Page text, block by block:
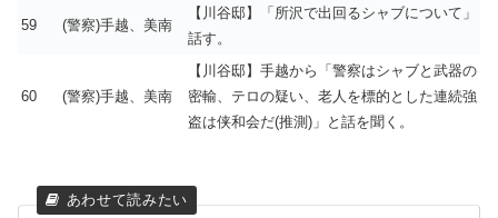
59 (警察)手越、美南
【川谷邸】「所沢で出回るシャブについて」
話す。
60 (警察)手越、美南
【川谷邸】手越から「警察はシャブと武器の
密輸、テロの疑い、老人を標的とした連続強
盗は侠和会だ(推測)」と話を聞く。